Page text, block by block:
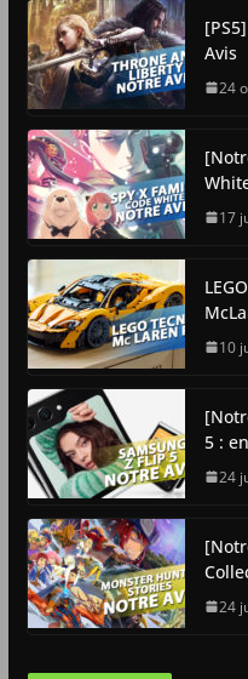
Avis
24
17
10
5 :
24
24